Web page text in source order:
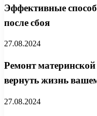
Эффективные
после сбоя
27.08.2024
Ремонт
вернуть жизнь
27.08.2024